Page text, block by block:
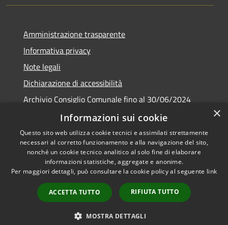
Amministrazione trasparente
Informativa privacy
Note legali
Dichiarazione di accessibilità
Archivio Consiglio Comunale fino al 30/06/2024
Consiglio Comunale Online
RSS
Accessibilità
Copyright © 2026 • Comune di
Colonna • Powered by
Municipium•
Accesso
redazione
×
Informazioni sui cookie
Questo sito web utilizza cookie tecnici e assimilati strettamente
necessari al corretto funzionamento e alla navigazione del sito,
nonché un cookie tecnico analitico al solo fine di elaborare
informazioni statistiche, aggregate e anonime.
Per maggiori dettagli, può consultare la cookie policy al seguente link
ACCETTA TUTTO RIFIUTA TUTTO
MOSTRA DETTAGLI